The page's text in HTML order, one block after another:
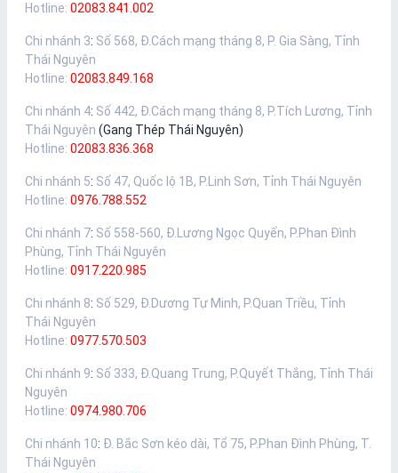
Hotline: 02083.841.002
Chi nhánh 3: Số 568, Đ.Cách mạng tháng 8, P. Gia Sàng, Tỉnh
Thái Nguyên
Hotline: 02083.849.168
Chi nhánh 4: Số 442, Đ.Cách mạng tháng 8, P.Tích Lương, Tỉnh
Thái Nguyên (Gang Thép Thái Nguyên)
Hotline: 02083.836.368
Chi nhánh 5: Số 47, Quốc lộ 1B, P.Linh Sơn, Tỉnh Thái Nguyên
Hotline: 0976.788.552
Chi nhánh 7: Số 558-560, Đ.Lương Ngọc Quyến, P.Phan Đình
Phùng, Tỉnh Thái Nguyên
Hotline: 0917.220.985
Chi nhánh 8: Số 529, Đ.Dương Tự Minh, P.Quan Triều, Tỉnh
Thái Nguyên
Hotline: 0977.570.503
Chi nhánh 9: Số 333, Đ.Quang Trung, P.Quyết Thắng, Tỉnh Thái
Nguyên
Hotline: 0974.980.706
Chi nhánh 10: Đ. Bắc Sơn kéo dài, Tổ 75, P.Phan Đình Phùng, T.
Thái Nguyên